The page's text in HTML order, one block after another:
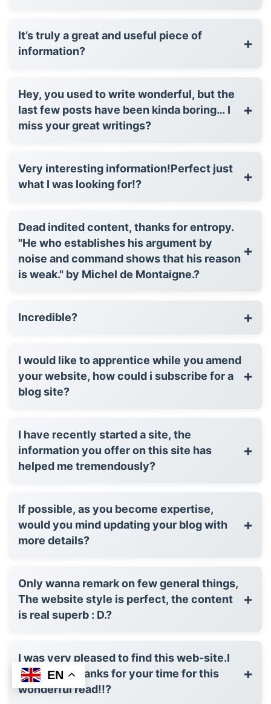
It’s truly a great and useful piece of
information?
+
Hey, you used to write wonderful, but the
last few posts have been kinda boring… I
miss your great writings?
+
Very interesting information!Perfect just
what I was looking for!?
+
Dead indited content, thanks for entropy.
"He who establishes his argument by
noise and command shows that his reason
is weak." by Michel de Montaigne.?
+
Incredible? +
I would like to apprentice while you amend
your website, how could i subscribe for a
blog site?
+
I have recently started a site, the
information you offer on this site has
helped me tremendously?
+
If possible, as you become expertise,
would you mind updating your blog with
more details?
+
Only wanna remark on few general things,
The website style is perfect, the content
is real superb : D.?
+
I was very pleased to find this web-site.I
wanted to thanks for your time for this
wonderful read!!?
+
EN